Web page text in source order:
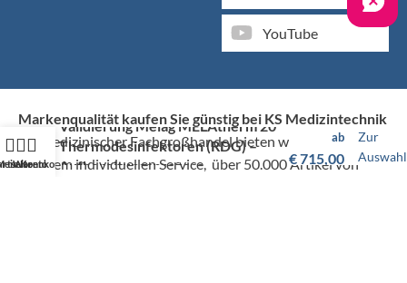
YouTube
Markenqualität kaufen Sie günstig bei KS Medizintechnik
Als medizinischer Fachgroßhandel bieten wir Ihnen, neben
unserem individuellen Service, über 50.000 Artikel von
Konto
Warenkorb
Validierung Melag MELAtherm 20
Thermodesinfektoren (RDG) –
Aufbereitungsprozess
ab
€715,00
Zur
Auswahl